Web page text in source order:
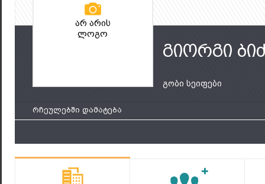
არ არის
ლოგო
გიორგი
გობი სეიფები
რჩეულებში დამატება